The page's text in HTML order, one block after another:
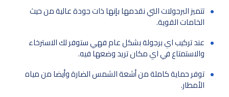
تتميز البرجولات التي نقدمها بإنها ذات جودة عالية من حيث
الخامات القوية.
عند تركيب اي برجولة بشكل عام فهي ستوفر لك الاسترخاء
والاستمتاع في اي مكان تريد وضعها فيه.
توفر حماية كاملة من أشعة الشمس الضارة وأيضا من مياه
الأمطار.